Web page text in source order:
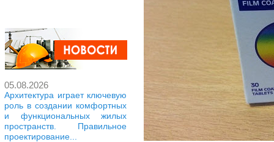
05.08.2026
Архитектура играет ключевую
роль в создании комфортных
и функциональных жилых
пространств. Правильное
проектирование...